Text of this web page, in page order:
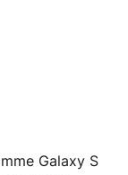
Galaxy S